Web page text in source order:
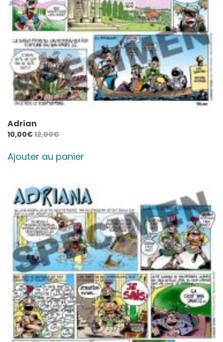
Adrian
10,00€12,00€
Ajouter au panier